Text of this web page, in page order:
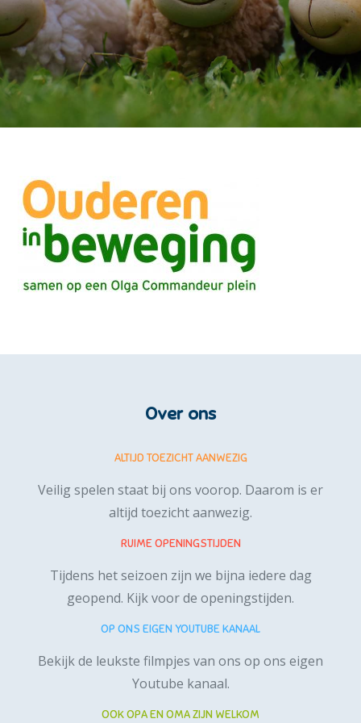
Over ons
ALTIJD TOEZICHT AANWEZIG
Veilig spelen staat bij ons voorop. Daarom is er
altijd toezicht aanwezig.
RUIME OPENINGSTIJDEN
Tijdens het seizoen zijn we bijna iedere dag
geopend. Kijk voor de openingstijden.
OP ONS EIGEN YOUTUBE KANAAL
Bekijk de leukste filmpjes van ons op ons eigen
Youtube kanaal.
OOK OPA EN OMA ZIJN WELKOM